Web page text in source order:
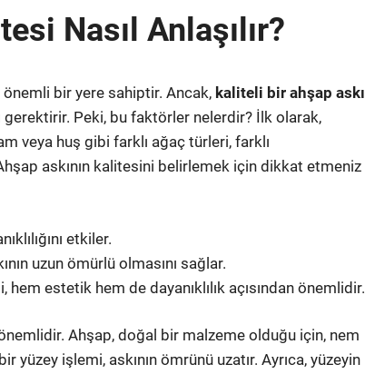
Nasıl Anlaşılır?
bir yere sahiptir. Ancak, kaliteli bir ahşap askı
Peki, bu faktörler nelerdir? İlk olarak,
veya huş gibi farklı ağaç türleri, farklı
askının kalitesini belirlemek için dikkat etmeniz
etkiler.
uzun ömürlü olmasını sağlar.
estetik hem de dayanıklılık açısından önemlidir.
Ahşap, doğal bir malzeme olduğu için, nem
işlemi, askının ömrünü uzatır. Ayrıca, yüzeyin